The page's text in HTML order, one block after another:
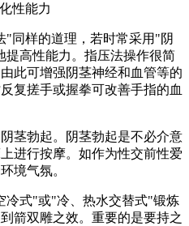
性能力
样的道理，若时常采用"阴
高性能力。指压法操作很简
此可增强阴茎神经和血管等的
复搓手或握拳可改善手指的血
勃起。阴茎勃起是不必介意
进行按摩。如作为性交前性爱
境气氛。
式"或"冷、热水交替式"锻炼
箭双雕之效。重要的是要持之